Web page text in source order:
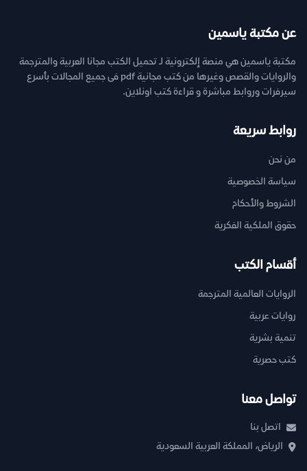
عن مكتبة ياسمين
مكتبة ياسمين هي منصة إلكترونية لـ تحميل الكتب مجانا العربية والمترجمة
والروايات والقصص وغيرها من كتب مجانية pdf فى جميع المجالات بأسرع
سيرفرات وروابط مباشرة و قراءة كتب اونلاين.
روابط سريعة
من نحن
سياسة الخصوصية
الشروط والأحكام
حقوق الملكية الفكرية
أقسام الكتب
الروايات العالمية المترجمة
روايات عربية
تنمية بشرية
كتب حصرية
تواصل معنا
اتصل بنا
الرياض، المملكة العربية السعودية